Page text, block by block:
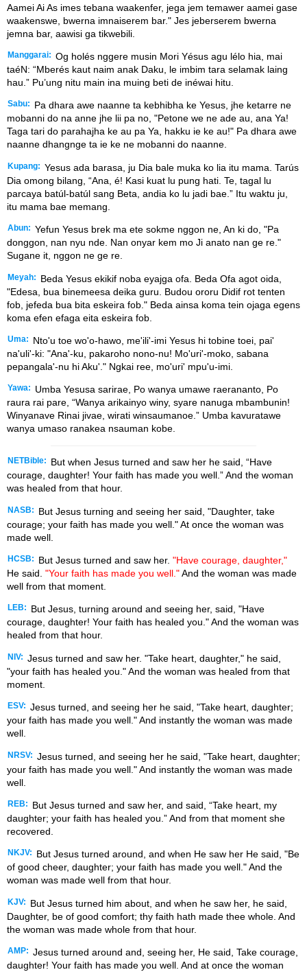
Aamei Ai As imes tebana waakenfer, jega jem temawer aamei gase
waakenswe, bwerna imnaiserem bar." Jes jeberserem bwerna
jemna bar, aawisi ga tikwebili.
Manggarai: Og holés nggere musin Mori Yésus agu lélo hia, mai
taéN: “Mberés kaut naim anak Daku, le imbim tara selamak laing
hau.” Pu’ung nitu main ina muing beti de inéwai hitu.
Sabu:
Pa dhara awe naanne ta kebhibha ke Yesus, jhe ketarre ne
mobanni do na anne jhe lii pa no, "Petone we ne ade au, ana Ya!
Taga tari do parahajha ke au pa Ya, hakku ie ke au!" Pa dhara awe
naanne dhangnge ta ie ke ne mobanni do naanne.
Kupang: Yesus ada barasa, ju Dia bale muka ko lia itu mama. Tarús
Dia omong bilang, “Ana, é! Kasi kuat lu pung hati. Te, tagal lu
parcaya batúl-batúl sang Beta, andia ko lu jadi bae.” Itu waktu ju,
itu mama bae memang.
Abun: Yefun Yesus brek ma ete sokme nggon ne, An ki do, "Pa
donggon, nan nyu nde. Nan onyar kem mo Ji anato nan ge re."
Sugane it, nggon ne ge re.
Meyah:
Beda Yesus ekikif noba eyajga ofa. Beda Ofa agot oida,
"Edesa, bua binemeesa deika guru. Budou ororu Didif rot tenten
fob, jefeda bua bita eskeira fob." Beda ainsa koma tein ojaga egens
koma efen efaga eita eskeira fob.
Uma:
Nto'u toe wo'o-hawo, me'ili'-imi Yesus hi tobine toei, pai'
na'uli'-ki: "Ana'-ku, pakaroho nono-nu! Mo'uri'-moko, sabana
pepangala'-nu hi Aku'." Ngkai ree, mo'uri' mpu'u-imi.
Yawa:
Umba Yesusa sarirae, Po wanya umawe raerananto, Po
raura rai pare, “Wanya arikainyo winy, syare nanuga mbambunin!
Winyanave Rinai jivae, wirati winsaumanoe.” Umba kavuratawe
wanya umaso ranakea nsauman kobe.
NETBible:
But when Jesus turned and saw her he said, “Have
courage, daughter! Your faith has made you well.” And the woman
was healed from that hour.
NASB:
But Jesus turning and seeing her said, "Daughter, take
courage; your faith has made you well." At once the woman was
made well.
HCSB: But Jesus turned and saw her. "Have courage, daughter,"
He said. "Your faith has made you well."And the woman was made
well from that moment.
LEB:
But Jesus, turning around and seeing her, said, "Have
courage, daughter! Your faith has healed you." And the woman was
healed from that hour.
NIV: Jesus turned and saw her. "Take heart, daughter," he said,
"your faith has healed you." And the woman was healed from that
moment.
ESV: Jesus turned, and seeing her he said, "Take heart, daughter;
your faith has made you well." And instantly the woman was made
well.
NRSV: Jesus turned, and seeing her he said, "Take heart, daughter;
your faith has made you well." And instantly the woman was made
well.
REB:
But Jesus turned and saw her, and said, “Take heart, my
daughter; your faith has healed you.” And from that moment she
recovered.
NKJV:
But Jesus turned around, and when He saw her He said, "Be
of good cheer, daughter; your faith has made you well." And the
woman was made well from that hour.
KJV:
But Jesus turned him about, and when he saw her, he said,
Daughter, be of good comfort; thy faith hath made thee whole. And
the woman was made whole from that hour.
AMP: Jesus turned around and, seeing her, He said, Take courage,
daughter! Your faith has made you well. And at once the woman